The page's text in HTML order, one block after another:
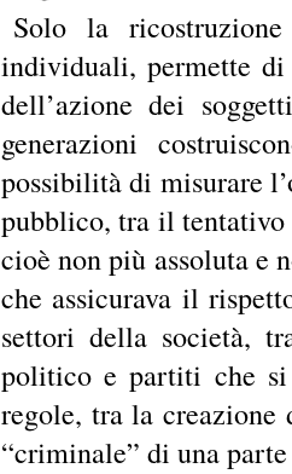
Solo la
individuali, permette di
dell’azione dei
generazioni
possibilità di misurare
pubblico, tra il
cioè non più assoluta
che assicurava il
settori della società,
politico e partiti che
regole, tra la creazione
“criminale” di una